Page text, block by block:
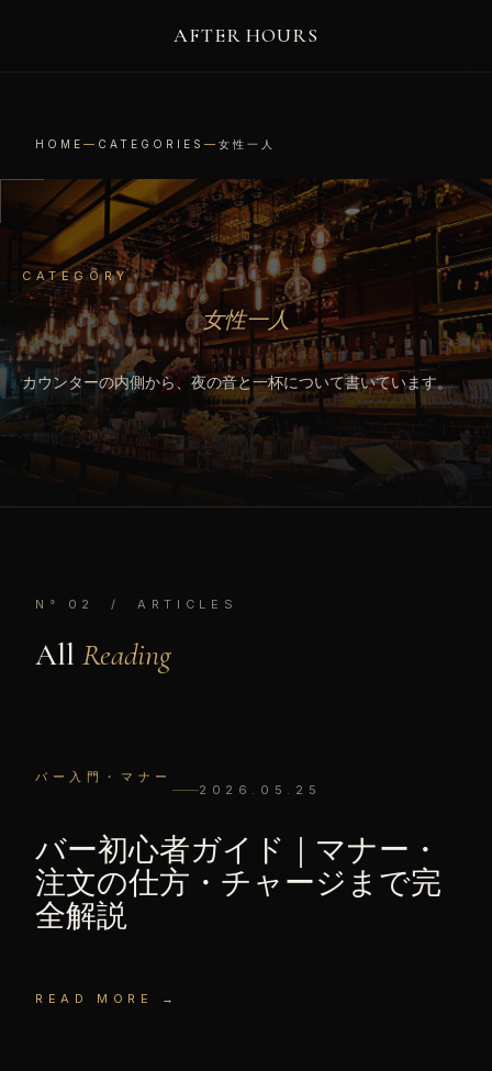
HOME — CATEGORIES — 女性一人
CATEGORY
女性一人
カウンターの内側から、夜の音と一杯について書いています。
N° 02 / ARTICLES
All Reading
バー入門・マナー
2026.05.25
バー初心者ガイド｜マナー・
注文の仕方・チャージまで完
全解説
READ MORE →
AFTER HOURS